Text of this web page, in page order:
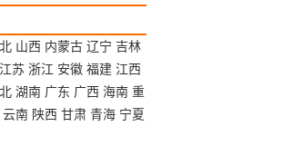
山西 内蒙古 辽宁 吉林
江苏 浙江 安徽 福建 江西
湖南 广东 广西 海南 重
云南 陕西 甘肃 青海 宁夏